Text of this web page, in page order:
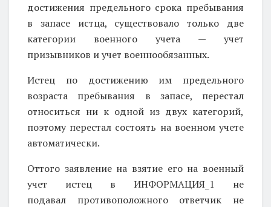
достижения предельного срока пребывания
в запасе истца, существовало только две
категории военного учета — учет
призывников и учет военнообязанных.
Истец по достижению им предельного
возраста пребывания в запасе, перестал
относиться ни к одной из двух категорий,
поэтому перестал состоять на военном учете
автоматически.
Оттого заявление на взятие его на военный
учет истец в ИНФОРМАЦИЯ_1 не
подавал противоположного ответчик не